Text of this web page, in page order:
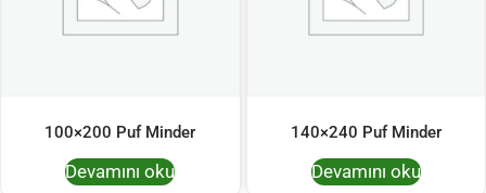
100×200 Puf Minder
Devamını oku
140×240 Puf Minder
Devamını oku